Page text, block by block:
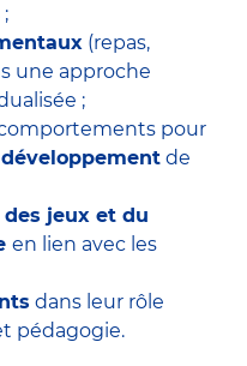
(repas,
une approche
;
pour
de
jeux et du
en lien avec les
dans leur rôle
pédagogie.